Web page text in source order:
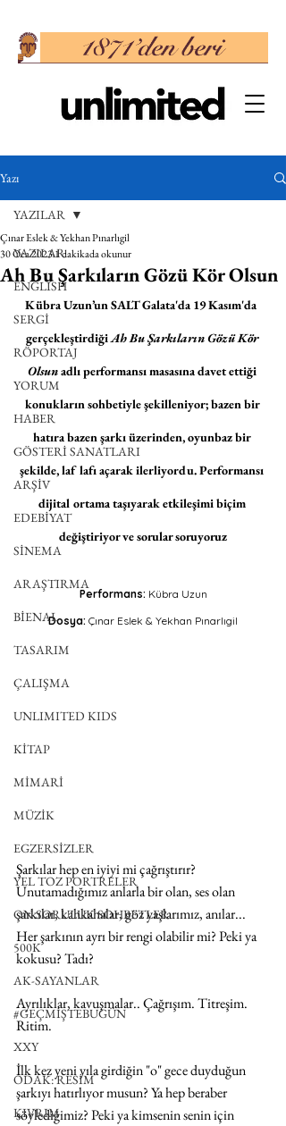
Yazı
YAZILAR
ENGLISH
SERGİ
RÖPORTAJ
YORUM
HABER
GÖSTERİ SANATLARI
ARŞİV
EDEBİYAT
SİNEMA
ARAŞTIRMA
BİENAL
TASARIM
ÇALIŞMA
UNLIMITED KIDS
KİTAP
MİMARİ
MÜZİK
EGZERSİZLER
YEL TOZ PORTRELER
ON SORULUK SOHBETLER
500K
AK-SAYANLAR
#GEÇMİŞTEBUGÜN
XXY
ODAK: RESİM
KIVRIM
YAZILAR
Ah Bu Şarkıların Gözü Kör Olsun
Çınar Eslek & Yekhan Pınarlıgil
30 Oca 20231 dakikada okunur
Kübra Uzun’un SALT Galata'da 19 Kasım'da
gerçekleştirdiği Ah Bu Şarkıların Gözü Kör
Olsun adlı performansı masasına davet ettiği
konukların sohbetiyle şekilleniyor; bazen bir
hatıra bazen şarkı üzerinden, oyunbaz bir
şekilde, laf lafı açarak ilerliyordu. Performansı
dijital ortama taşıyarak etkileşimi biçim
değiştiriyor ve sorular soruyoruz
Performans: Kübra Uzun
Dosya: Çınar Eslek & Yekhan Pınarlıgil
Şarkılar hep en iyiyi mi çağrıştırır?
Unutamadığımız anlarla bir olan, ses olan
şarkılar, kahkahalar, göz yaşlarımız, anılar...
Her şarkının ayrı bir rengi olabilir mi? Peki ya
kokusu? Tadı?
Ayrılıklar, kavuşmalar.. Çağrışım. Titreşim.
Ritim.
İlk kez yeni yıla girdiğin "o" gece duyduğun
şarkıyı hatırlıyor musun? Ya hep beraber
söylediğimiz? Peki ya kimsenin senin için